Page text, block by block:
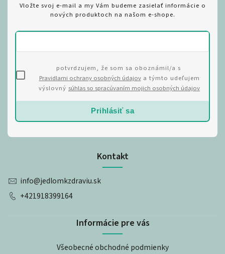
Kontakt
info@jedlomkzdraviu.sk
+421918399164
Informácie pre vás
Všeobecné obchodné podmienky
Vložte svoj e-mail a my Vám budeme zasielať informácie o
nových produktoch na našom e-shope.
potvrdzujem, že som sa oboznámil/a s
Pravidlami ochrany osobných údajova týmto udeľujem
výslovný súhlas so spracúvaním mojich osobných údajov
Prihlásiť sa